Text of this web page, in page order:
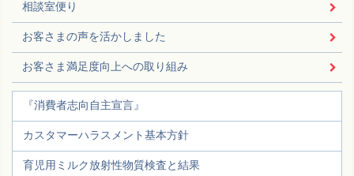
相談室便り
お客さまの声を活かしました
お客さま満足度向上への取り組み
『消費者志向自主宣言』
カスタマーハラスメント基本方針
育児用ミルク放射性物質検査と結果